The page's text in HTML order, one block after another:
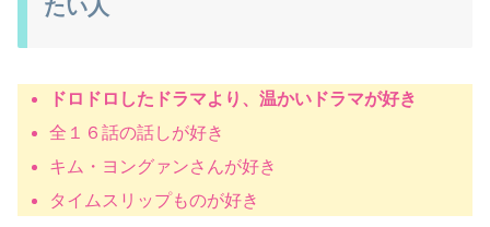
たい人
ドロドロしたドラマより、温かいドラマが好き
全１６話の話しが好き
キム・ヨングァンさんが好き
タイムスリップものが好き